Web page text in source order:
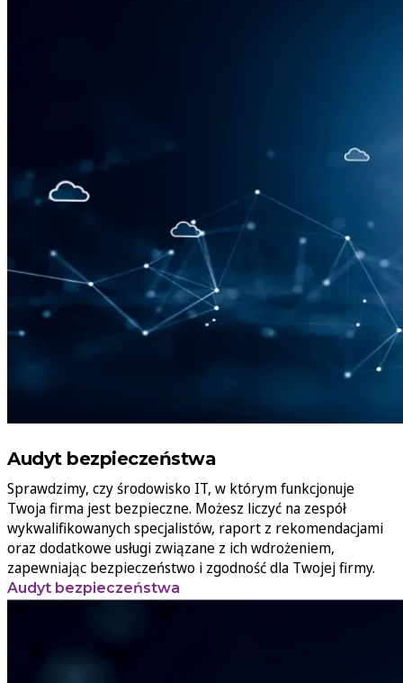
Audyt bezpieczeństwa
Sprawdzimy, czy środowisko IT, w którym funkcjonuje
Twoja firma jest bezpieczne. Możesz liczyć na zespół
wykwalifikowanych specjalistów, raport z rekomendacjami
oraz dodatkowe usługi związane z ich wdrożeniem,
zapewniając bezpieczeństwo i zgodność dla Twojej firmy.
Audyt bezpieczeństwa